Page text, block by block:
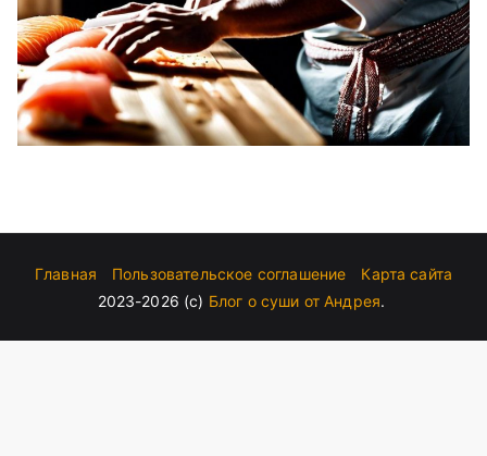
Главная Пользовательское соглашение
Карта сайта
2023-2026 (c) Блог о суши от Андрея.